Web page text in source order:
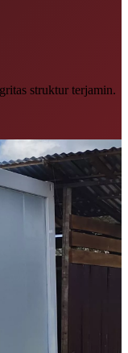
struktur terjamin.